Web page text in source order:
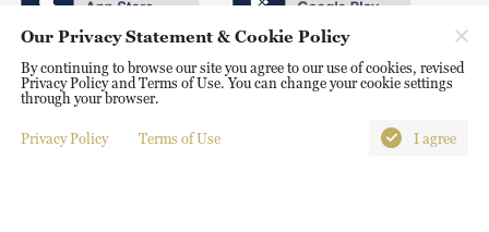
京ICP备20000184号
Our Privacy Statement & Cookie Policy
By continuing to browse our site you agree to our use of cookies, revised
Privacy Policy and Terms of Use. You can change your cookie settings
through your browser.
Privacy Policy Terms of Use I agree